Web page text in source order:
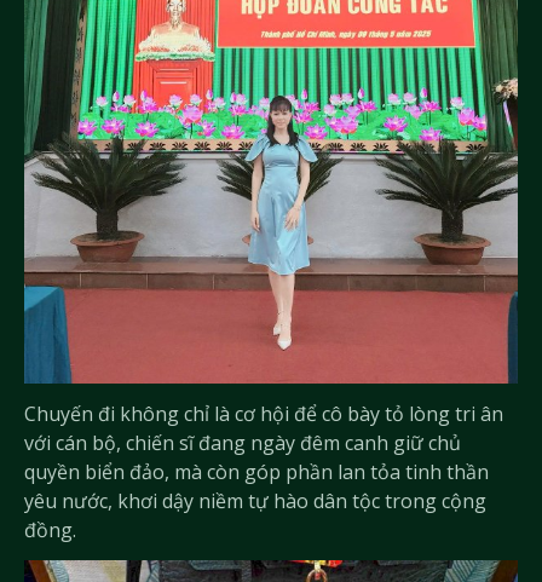
Chuyến đi không chỉ là cơ hội để cô bày tỏ lòng tri ân
với cán bộ, chiến sĩ đang ngày đêm canh giữ chủ
quyền biển đảo, mà còn góp phần lan tỏa tinh thần
yêu nước, khơi dậy niềm tự hào dân tộc trong cộng
đồng.